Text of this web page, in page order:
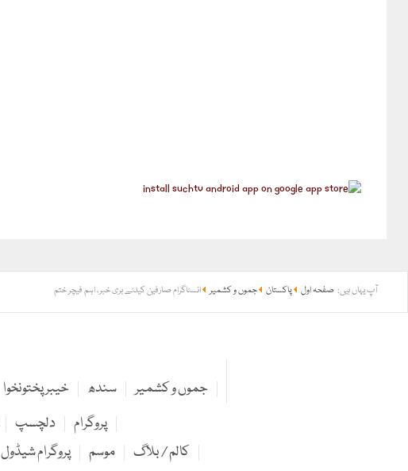
آپ یہاں ہیں: صفحہ اول پاکستان جموں و کشمیر انسٹاگرام صارفین کیلئے بری خبر، اہم فیچر ختم
خیبر پختونخوا سندھ
جموں و کشمیر
دلچسپ
پروگرام
پروگرام شیڈول موسم کالم / بلاگ